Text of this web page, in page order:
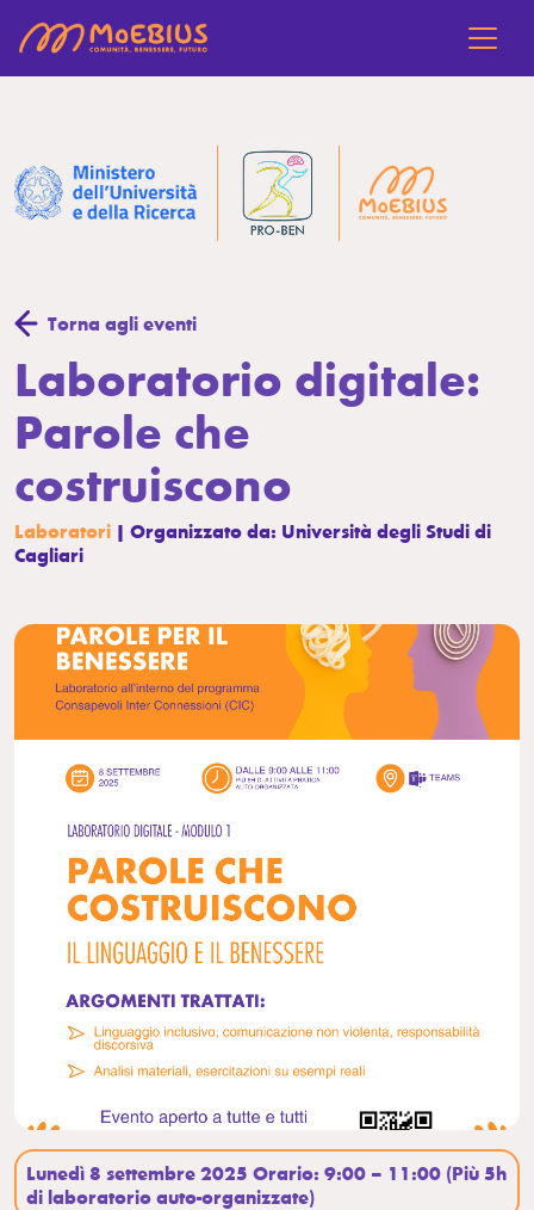
Torna agli eventi
Laboratorio digitale:
Parole che
costruiscono
Laboratori | Organizzato da: Università degli Studi di
Cagliari
Lunedì 8 settembre 2025 Orario: 9:00 – 11:00 (Più 5h
di laboratorio auto-organizzate)